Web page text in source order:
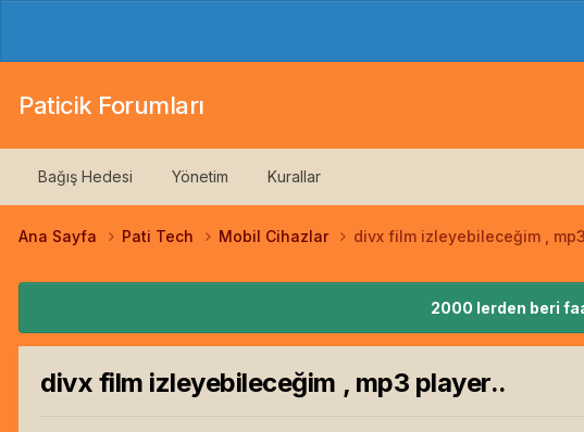
Paticik Forumları
Bağış Hedesi Yönetim Kurallar
Ana Sayfa Pati Tech Mobil Cihazlar divx film izleyebileceğim ,
2000 lerden beri
divx film izleyebileceğim , mp3 player..